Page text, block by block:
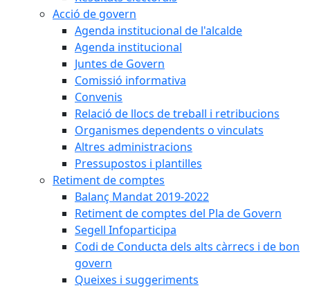
Acció de govern
Agenda institucional de l'alcalde
Agenda institucional
Juntes de Govern
Comissió informativa
Convenis
Relació de llocs de treball i retribucions
Organismes dependents o vinculats
Altres administracions
Pressupostos i plantilles
Retiment de comptes
Balanç Mandat 2019-2022
Retiment de comptes del Pla de Govern
Segell Infoparticipa
Codi de Conducta dels alts càrrecs i de bon
govern
Queixes i suggeriments